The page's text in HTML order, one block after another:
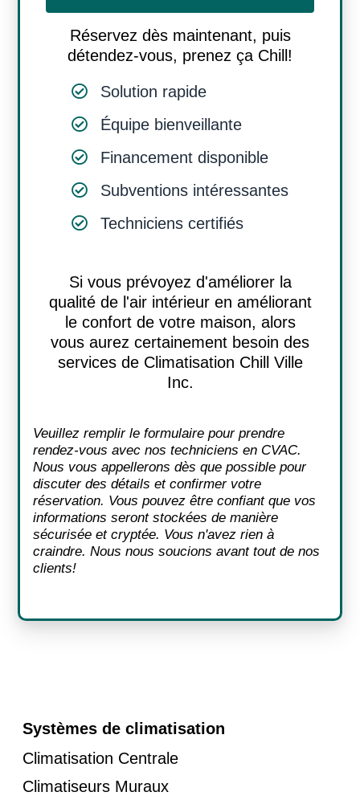
Réservez dès maintenant, puis
détendez-vous, prenez ça Chill!
Solution rapide
Équipe bienveillante
Financement disponible
Subventions intéressantes
Techniciens certifiés
Si vous prévoyez d'améliorer la
qualité de l'air intérieur en améliorant
le confort de votre maison, alors
vous aurez certainement besoin des
services de Climatisation Chill Ville
Inc.
Veuillez remplir le formulaire pour prendre
rendez-vous avec nos techniciens en CVAC.
Nous vous appellerons dès que possible pour
discuter des détails et confirmer votre
réservation. Vous pouvez être confiant que vos
informations seront stockées de manière
sécurisée et cryptée. Vous n'avez rien à
craindre. Nous nous soucions avant tout de nos
clients!
Systèmes de climatisation
Climatisation Centrale
Climatiseurs Muraux